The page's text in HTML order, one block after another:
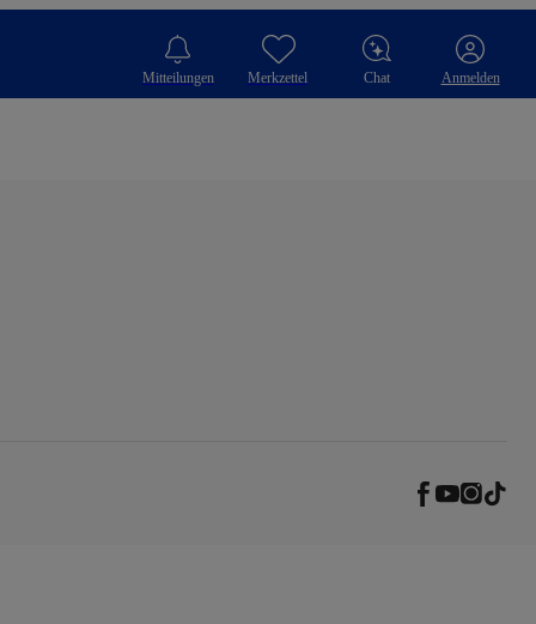
Mitteilungen Merkzettel Chat Anmelden